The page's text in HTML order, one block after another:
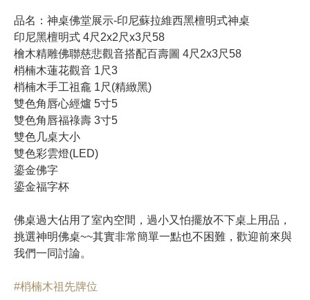
品名：神桌佛堂展示-印尼蘇拉維西黑檀明式神桌
印尼黑檀明式 4尺2x2尺x3尺58
檜木精雕佛聯慈悲觀音搭配百壽圖 4尺2x3尺58
梢楠木蓮花觀音 1尺3
梢楠木手工祖龕 1尺(精緻黑)
雙色角唇心經爐 5寸5
雙色角唇福祿壽 3寸5
雙色几桌大小
雙色彩雲燈(LED)
鎏金佛字
鎏金福字杯
佛桌過大佔用了室內空間，過小又怕擺放不下桌上用品，
挑選神明佛桌~~其實非常簡單一點也不困難，歡迎前來與
我們一同討論。
#梢楠木祖先牌位